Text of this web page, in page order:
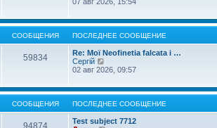
е
й
т
и
к
о
е
д
н
е
СООБЩЕНИЯ ПОСЛЕДНЕЕ СООБЩЕНИЕ
59834
Re: Мої Neofinetia falcata і …
Сергій
е
е
й
т
и
к
02 авг 2026, 09:57
СООБЩЕНИЯ ПОСЛЕДНЕЕ СООБЩЕНИЕ
94874
Test subject 7712